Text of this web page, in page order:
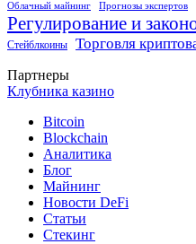
Облачный майнинг Прогнозы экспертов
Регулирование и
Стейблкоины Торговля
Партнеры
Клубника казино
Bitcoin
Blockchain
Аналитика
Блог
Майнинг
Новости DeFi
Статьи
Стекинг